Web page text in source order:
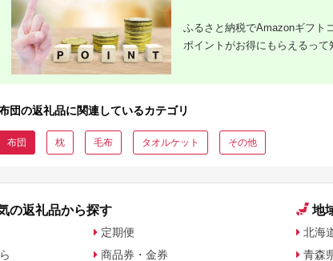
ふるさと納税でAmazonギフト
ポイントがお得にもらえるって
団の返礼品に関連しているカテゴリ
布団 枕 毛布 タオルケット その他
の返礼品から探す
定期便
商品券・金券
地
北海
青森